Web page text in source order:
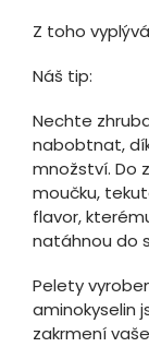
Z toho
Náš tip:
Nechte
nabobtnat,
množství. Do
moučku,
flavor,
natáhnou do
Pelety
aminokyselin
zakrmení